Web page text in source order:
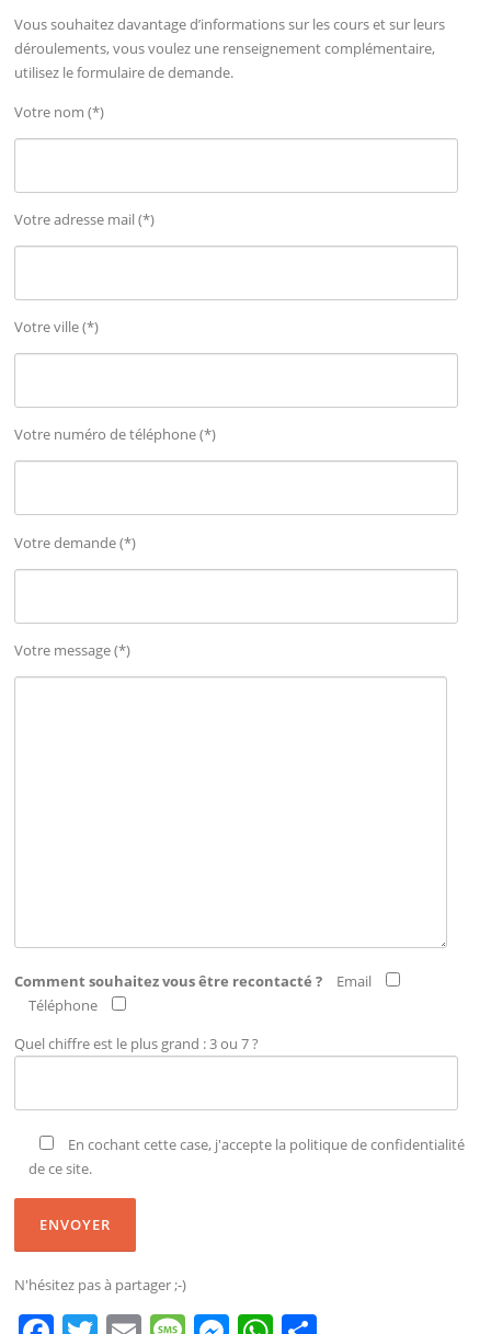
Vous souhaitez davantage d’informations sur les cours et sur leurs
déroulements, vous voulez une renseignement complémentaire,
utilisez le formulaire de demande.
Votre nom (*)
Votre adresse mail (*)
Votre ville (*)
Votre numéro de téléphone (*)
Votre demande (*)
Votre message (*)
Comment souhaitez vous être recontacté ?
Email
Téléphone
Quel chiffre est le plus grand : 3 ou 7 ?
En cochant cette case, j'accepte la politique de confidentialité
de ce site.
N'hésitez pas à partager ;-)